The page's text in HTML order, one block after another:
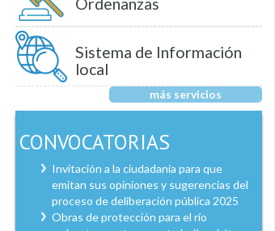
Sistema de Información
local
más servicios
CONVOCATORIAS
Invitación a la ciudadanía para que
emitan sus opiniones y sugerencias del
proceso de deliberación pública 2025
Obras de protección para el río